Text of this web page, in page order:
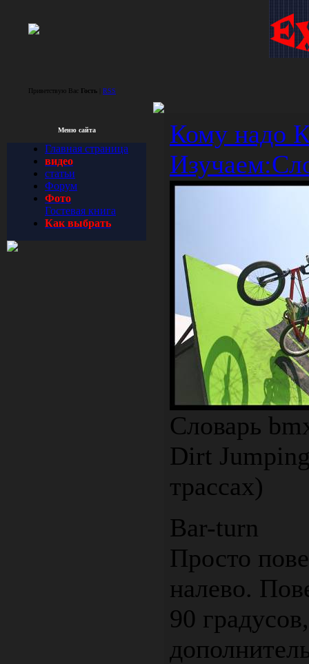
Приветствую Вас Гость RSS
Меню сайта
Главная страница
видео
статьи
Форум
Фото
Гостевая книга
Как выбрать
Кому надо
Словарь
Dirt
трассах)
Bar-turn
Просто
налево.
90